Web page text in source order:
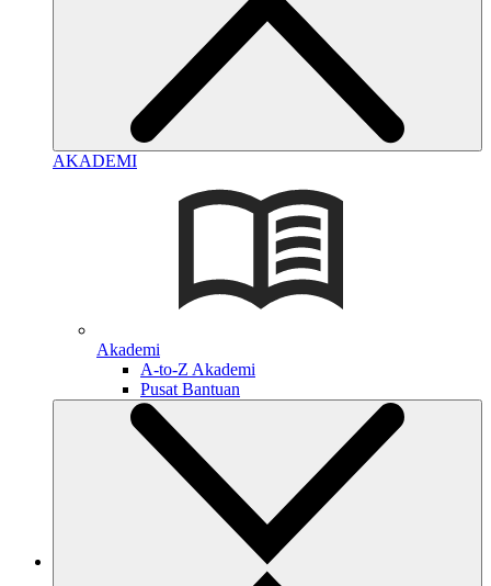
AKADEMI
Akademi
A-to-Z Akademi
Pusat Bantuan